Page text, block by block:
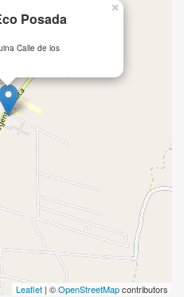
Posada
Calle de los
×
Leaflet | ©OpenStreetMapcontributors